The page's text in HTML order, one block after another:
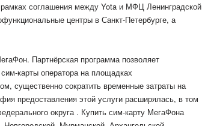
соглашения между Yota и МФЦ Ленинградской
центры в Санкт-Петербурге, а
Партнёрская программа позволяет
карты оператора на площадках
существенно сократить временные затраты на
предоставления этой услуги расширялась, в том
округа . Купить сим-карту МегаФона